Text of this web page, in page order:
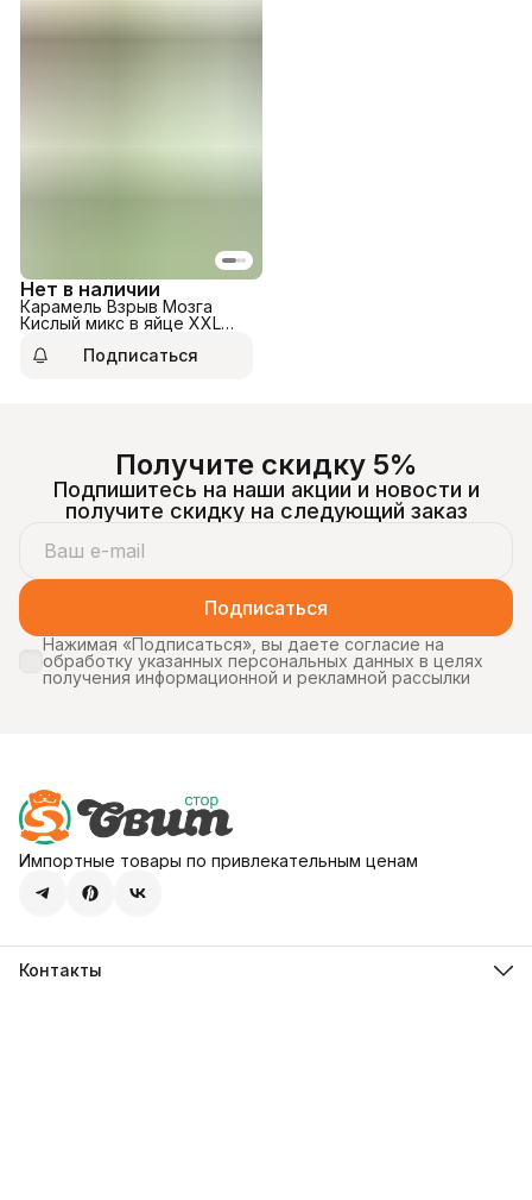
Нет в наличии
Карамель Взрыв Мозга
Кислый микс в яйце XXL
Подписаться
Получите скидку 5%
Подпишитесь на наши акции и новости и
получите скидку на следующий заказ
Подписаться
Нажимая «Подписаться», вы даете согласие на
обработку указанных персональных данных в целях
получения информационной и рекламной рассылки
Импортные товары по привлекательным ценам
Контакты